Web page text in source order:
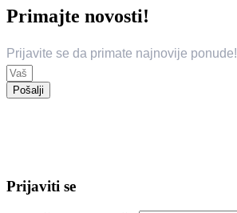
Primajte novosti!
Prijavite se da primate najnovije ponude!
Pošalji
Prijaviti se